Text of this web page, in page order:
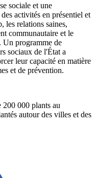
sociale et une
activités en présentiel et
les relations saines,
communautaire et le
Un programme de
sociaux de l'État a
leur capacité en matière
et de prévention.
200 000 plants au
autour des villes et des